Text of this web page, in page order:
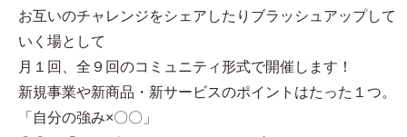
お互いのチャレンジをシェアしたりブラッシュアップして
いく場として
月１回、全９回のコミュニティ形式で開催します！
新規事業や新商品・新サービスのポイントはたった１つ。
「自分の強み×〇〇」